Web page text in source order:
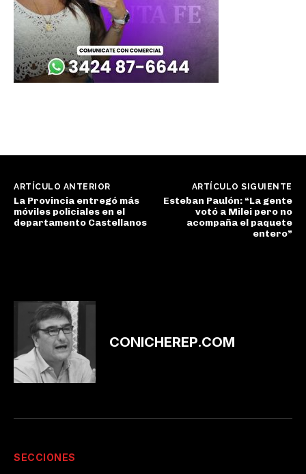
ARTÍCULO ANTERIOR
La Provincia entregó más
móviles policiales en el
departamento Castellanos
ARTÍCULO SIGUIENTE
Esteban Paulón: “La gente
votó a Milei pero no
acompaña el paquete
entero”
CONICHEREP.COM
SECCIONES